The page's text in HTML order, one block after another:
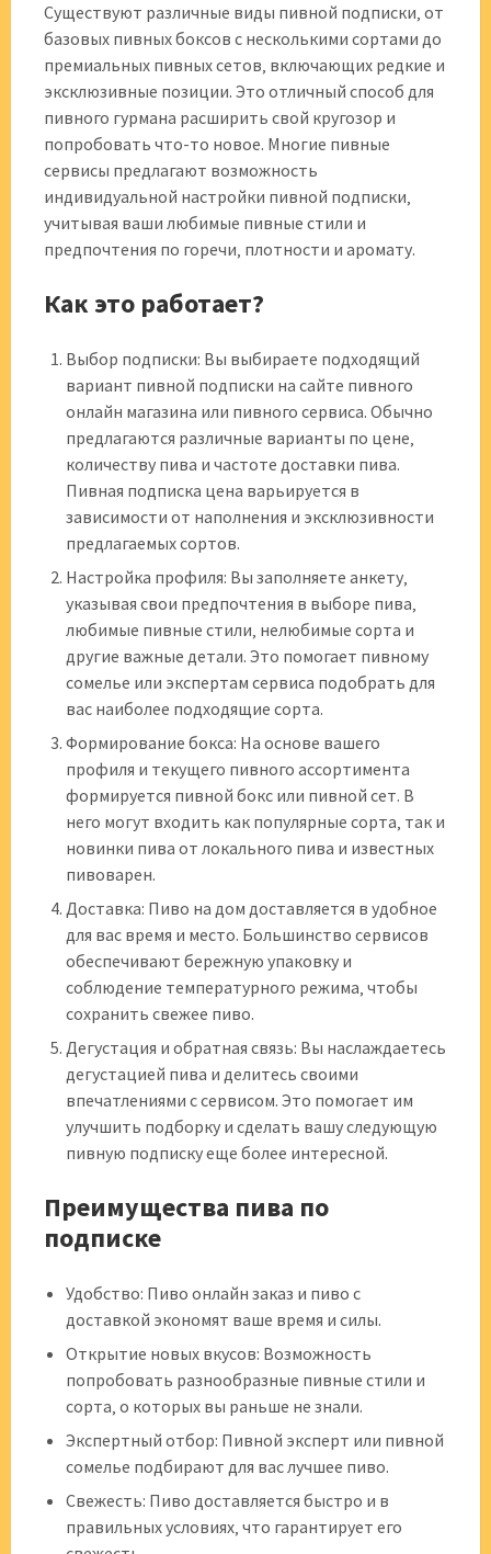
Существуют различные виды пивной подписки‚ от
базовых пивных боксов с несколькими сортами до
премиальных пивных сетов‚ включающих редкие и
эксклюзивные позиции. Это отличный способ для
пивного гурмана расширить свой кругозор и
попробовать что-то новое. Многие пивные
сервисы предлагают возможность
индивидуальной настройки пивной подписки‚
учитывая ваши любимые пивные стили и
предпочтения по горечи‚ плотности и аромату.
Как это работает?
Выбор подписки: Вы выбираете подходящий
вариант пивной подписки на сайте пивного
онлайн магазина или пивного сервиса. Обычно
предлагаются различные варианты по цене‚
количеству пива и частоте доставки пива.
Пивная подписка цена варьируется в
зависимости от наполнения и эксклюзивности
предлагаемых сортов.
Настройка профиля: Вы заполняете анкету‚
указывая свои предпочтения в выборе пива‚
любимые пивные стили‚ нелюбимые сорта и
другие важные детали. Это помогает пивному
сомелье или экспертам сервиса подобрать для
вас наиболее подходящие сорта.
Формирование бокса: На основе вашего
профиля и текущего пивного ассортимента
формируется пивной бокс или пивной сет. В
него могут входить как популярные сорта‚ так и
новинки пива от локального пива и известных
пивоварен.
Доставка: Пиво на дом доставляется в удобное
для вас время и место. Большинство сервисов
обеспечивают бережную упаковку и
соблюдение температурного режима‚ чтобы
сохранить свежее пиво.
Дегустация и обратная связь: Вы наслаждаетесь
дегустацией пива и делитесь своими
впечатлениями с сервисом. Это помогает им
улучшить подборку и сделать вашу следующую
пивную подписку еще более интересной.
Преимущества пива по
подписке
Удобство: Пиво онлайн заказ и пиво с
доставкой экономят ваше время и силы.
Открытие новых вкусов: Возможность
попробовать разнообразные пивные стили и
сорта‚ о которых вы раньше не знали.
Экспертный отбор: Пивной эксперт или пивной
сомелье подбирают для вас лучшее пиво.
Свежесть: Пиво доставляется быстро и в
правильных условиях‚ что гарантирует его